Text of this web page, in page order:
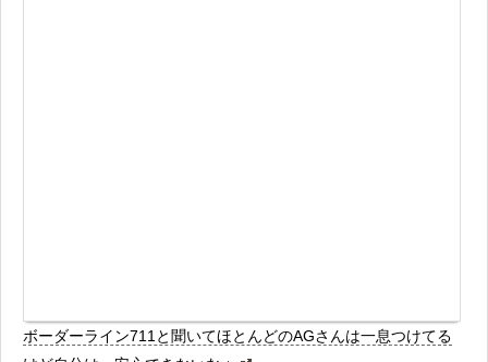
ボーダーライン711と聞いてほとんどのAGさんは一息つけてる